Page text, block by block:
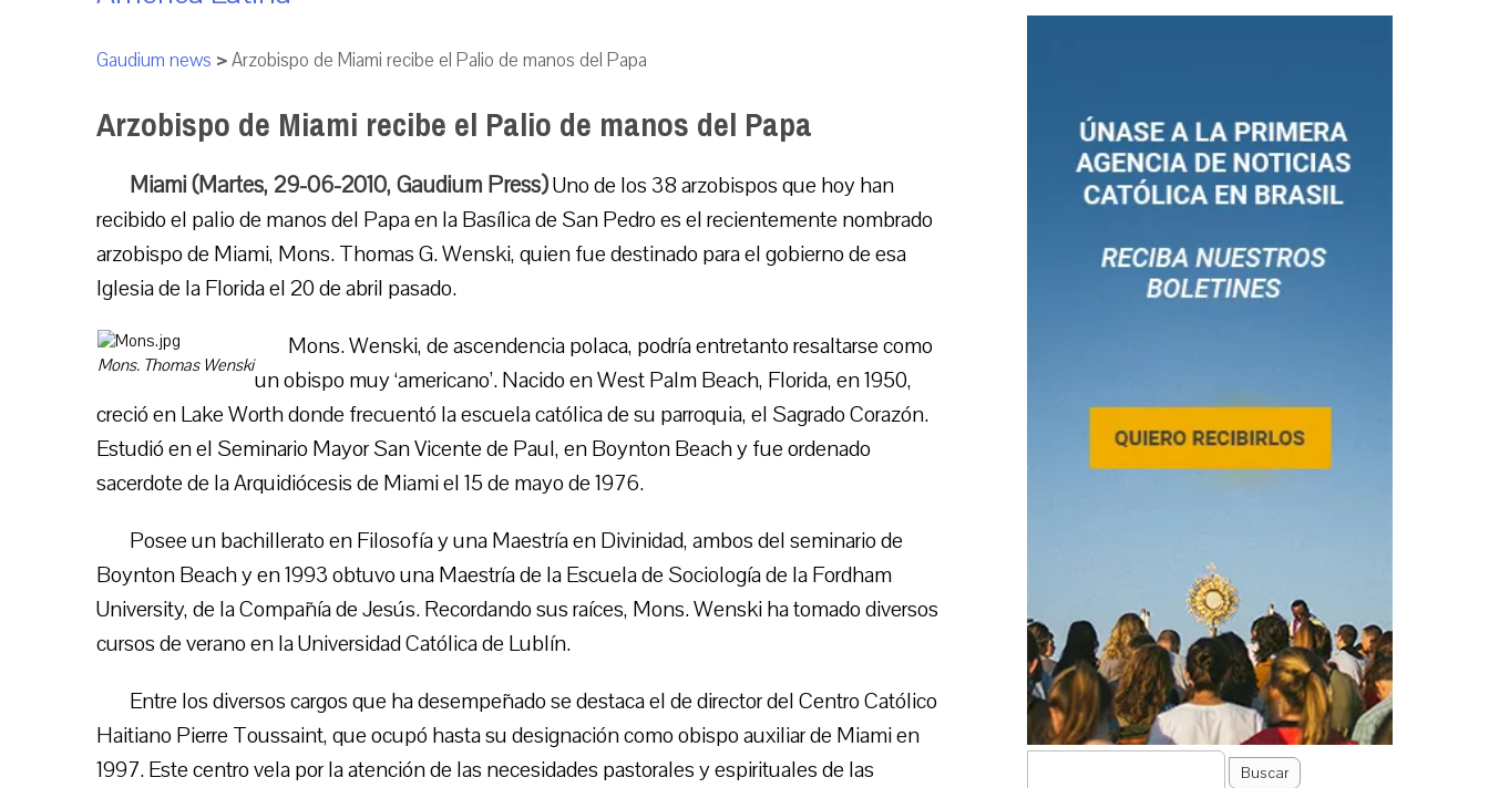
Gaudium news >Arzobispo de Miami recibe el Palio de manos del Papa
Arzobispo de Miami recibe el Palio de manos del Papa
Miami (Martes, 29-06-2010, Gaudium Press)Uno de los 38 arzobispos que hoy han
recibido el palio de manos del Papa en la Basílica de San Pedro es el recientemente nombrado
arzobispo de Miami, Mons. Thomas G. Wenski, quien fue destinado para el gobierno de esa
Iglesia de la Florida el 20 de abril pasado.
Mons. Thomas Wenski
Mons. Wenski, de ascendencia polaca, podría entretanto resaltarse como
un obispo muy ‘americano’. Nacido en West Palm Beach, Florida, en 1950,
creció en Lake Worth donde frecuentó la escuela católica de su parroquia, el Sagrado Corazón.
Estudió en el Seminario Mayor San Vicente de Paul, en Boynton Beach y fue ordenado
sacerdote de la Arquidiócesis de Miami el 15 de mayo de 1976.
Posee un bachillerato en Filosofía y una Maestría en Divinidad, ambos del seminario de
Boynton Beach y en 1993 obtuvo una Maestría de la Escuela de Sociología de la Fordham
University, de la Compañía de Jesús. Recordando sus raíces, Mons. Wenski ha tomado diversos
cursos de verano en la Universidad Católica de Lublín.
Entre los diversos cargos que ha desempeñado se destaca el de director del Centro Católico
Haitiano Pierre Toussaint, que ocupó hasta su designación como obispo auxiliar de Miami en
1997. Este centro vela por la atención de las necesidades pastorales y espirituales de las
Buscar